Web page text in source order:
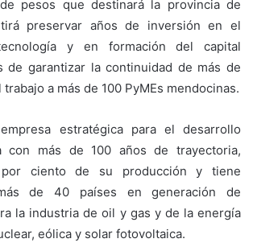
pesos que destinará la provincia de
preservar años de inversión en el
y en formación del capital
de garantizar la continuidad de más de
a más de 100 PyMEs mendocinas.
estratégica para el desarrollo
con más de 100 años de trayectoria,
ciento de su producción y tiene
de 40 países en generación de
la industria de oil y gas y de la energía
eólica y solar fotovoltaica.